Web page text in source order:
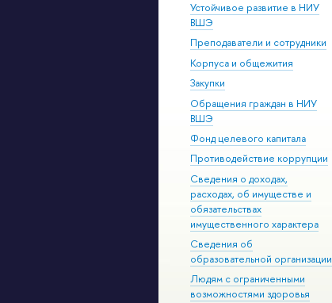
Устойчивое развитие в НИУ
ВШЭ
Преподаватели и сотрудники
Корпуса и общежития
Закупки
Обращения граждан в НИУ
ВШЭ
Фонд целевого капитала
Противодействие коррупции
Сведения о доходах,
расходах, об имуществе и
обязательствах
имущественного характера
Сведения об
образовательной организации
Людям с ограниченными
возможностями здоровья